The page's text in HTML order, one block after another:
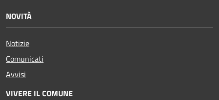
NOVITÀ
Notizie
Comunicati
Avvisi
VIVERE IL COMUNE